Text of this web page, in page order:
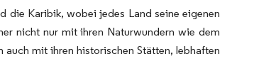
die Karibik, wobei jedes Land seine eigenen
nicht nur mit ihren Naturwundern wie dem
auch mit ihren historischen Stätten, lebhaften